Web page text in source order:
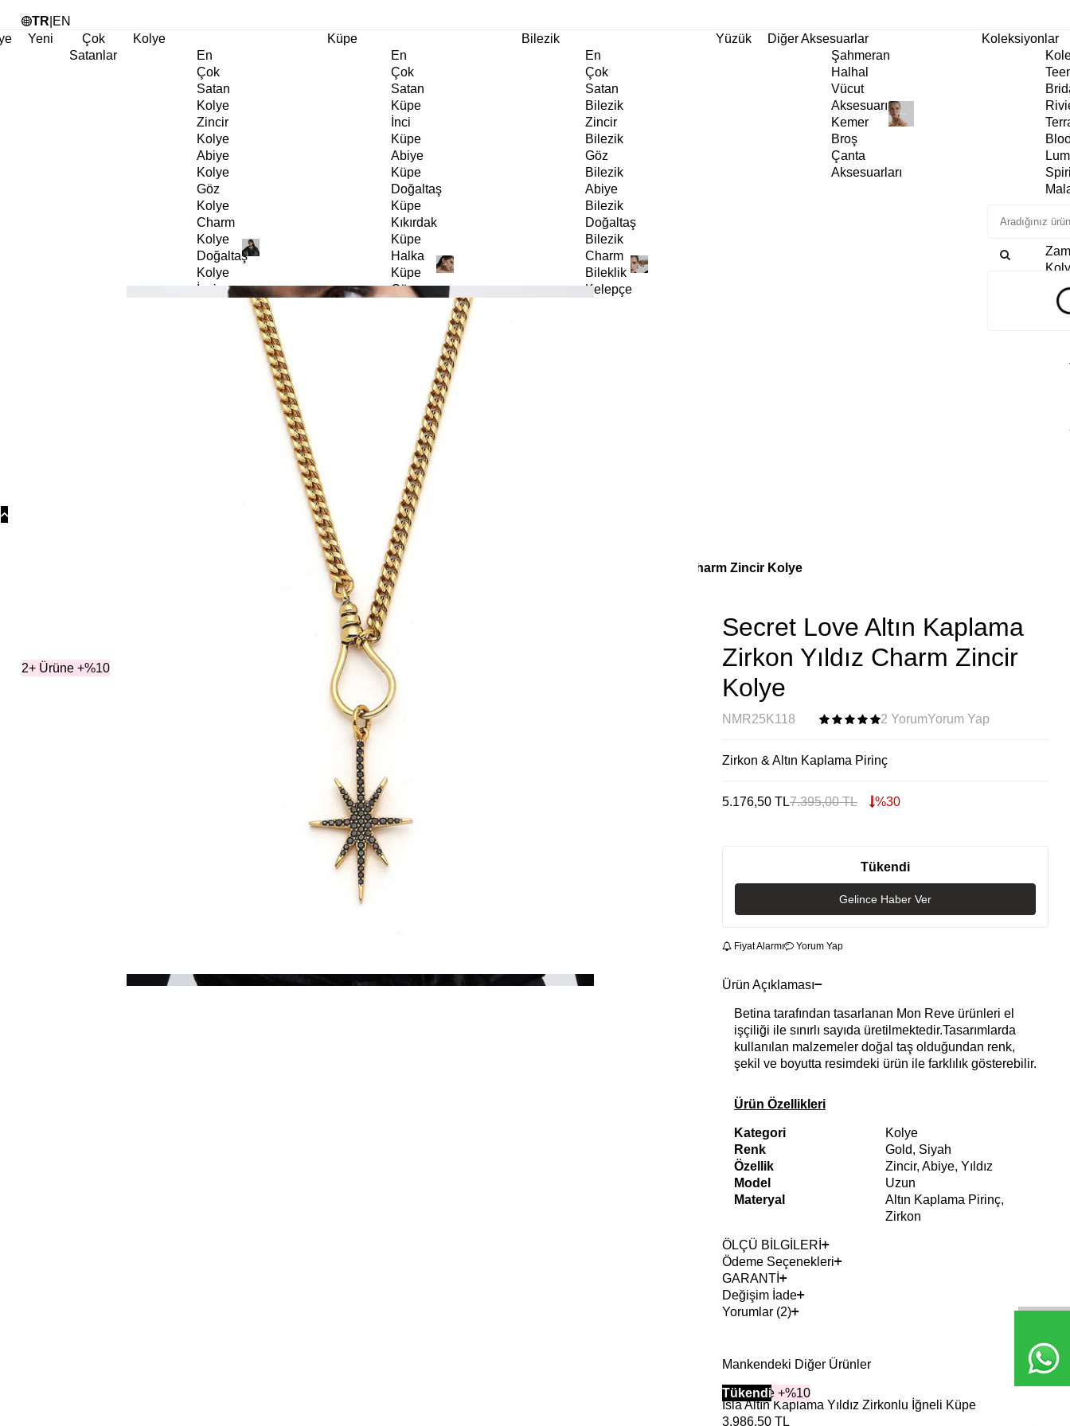
TR EN
Yeni
Çok
Satanlar
Kolye
En
Çok
Satan
Kolye
Zincir
Kolye
Abiye
Kolye
Göz
Kolye
Charm
Kolye
Doğaltaş
Kolye
İnci
Küpe
En
Çok
Satan
Küpe
İnci
Küpe
Abiye
Küpe
Doğaltaş
Küpe
Kıkırdak
Küpe
Halka
Küpe
Göz
Gümüş
Küpe
Yonca
Küpe
Bilezik
En
Çok
Satan
Bilezik
Zincir
Bilezik
Göz
Bilezik
Abiye
Bilezik
Doğaltaş
Bilezik
Charm
Bileklik
Kelepçe
Yüzük
Diğer Aksesuarlar
Şahmeran
Halhal
Vücut
Aksesuarı
Kemer
Broş
Çanta
Aksesuarları
Koleksiyonlar
Mon
Kategoriler Kolye Zincir Kolye Secret Love Altın Kaplama Zirkon Yıldız Charm Zincir Kolye
2+ Ürüne +%10
Secret Love Altın Kaplama
Zirkon Yıldız Charm Zincir
Kolye
NMR25K118 2 YorumYorum Yap
Zirkon & Altın Kaplama Pirinç
5.176,50 TL7.395,00TL %30
Tükendi
Gelince Haber Ver
Fiyat Alarmı Yorum Yap
Ürün Açıklaması
Betina tarafından tasarlanan Mon Reve ürünleri el
işçiliği ile sınırlı sayıda üretilmektedir.Tasarımlarda
kullanılan malzemeler doğal taş olduğundan renk,
şekil ve boyutta resimdeki ürün ile farklılık gösterebilir.
Ürün Özellikleri
Kategori
Kolye
Renk
Gold, Siyah
Özellik
Zincir, Abiye, Yıldız
Model
Uzun
Materyal
Altın Kaplama Pirinç,
Zirkon
ÖLÇÜ BİLGİLERİ
Ödeme Seçenekleri
GARANTİ
Değişim İade
Yorumlar (2)
Mankendeki Diğer Ürünler
2+ Ürüne +%10
Tükendi
Isla Altın Kaplama Yıldız Zirkonlu İğneli Küpe
3.986,50 TL